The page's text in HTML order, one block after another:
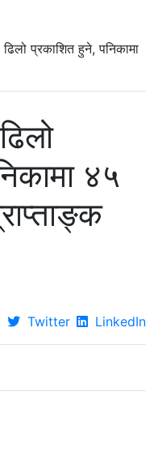
प्रकाशित हुने, पनिकामा
४५
Twitter LinkedIn